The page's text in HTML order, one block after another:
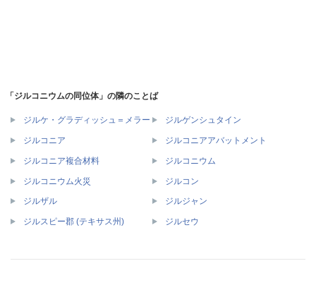
「ジルコニウムの同位体」の隣のことば
ジルケ・グラディッシュ＝メラー ジルゲンシュタイン
ジルコニア ジルコニアアバットメント
ジルコニア複合材料 ジルコニウム
ジルコニウム火災 ジルコン
ジルザル ジルジャン
ジルスピー郡 (テキサス州) ジルセウ